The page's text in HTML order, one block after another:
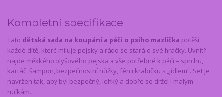
Kompletní specifikace
Tato dětská sada na koupání a péči o psího mazlíčka potěší
každé dítě, které miluje pejsky a rádo se stará o své hračky. Uvnitř
najde měkkého plyšového pejska a vše potřebné k péči – sprchu,
kartáč, šampon, bezpečnostní nůžky, fén i krabičku s „jídlem“. Set je
navržen tak, aby byl bezpečný, lehký a dobře se držel i malým
ručkám.